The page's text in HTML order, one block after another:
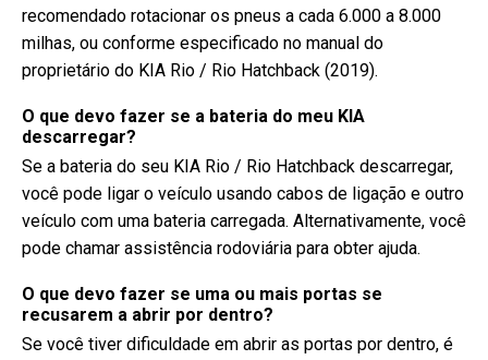
recomendado rotacionar os pneus a cada 6.000 a 8.000
milhas, ou conforme especificado no manual do
proprietário do KIA Rio / Rio Hatchback (2019).
O que devo fazer se a bateria do meu KIA
descarregar?
Se a bateria do seu KIA Rio / Rio Hatchback descarregar,
você pode ligar o veículo usando cabos de ligação e outro
veículo com uma bateria carregada. Alternativamente, você
pode chamar assistência rodoviária para obter ajuda.
O que devo fazer se uma ou mais portas se
recusarem a abrir por dentro?
Se você tiver dificuldade em abrir as portas por dentro, é